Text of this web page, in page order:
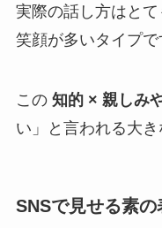
実際の話し方はと
笑顔が多いタイプで
この 知的 × 親しみ
い」と言われる大き
SNSで見せる素